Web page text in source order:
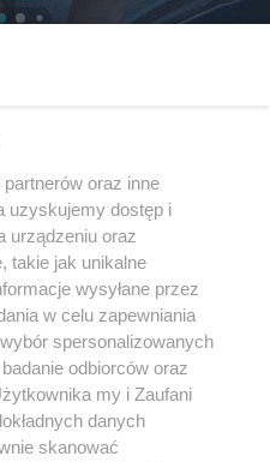
oraz inne
uzyskujemy dostęp i
urządzeniu oraz
takie jak unikalne
wysyłane przez
w celu zapewniania
spersonalizowanych
odbiorców oraz
my i Zaufani
danych
skanować